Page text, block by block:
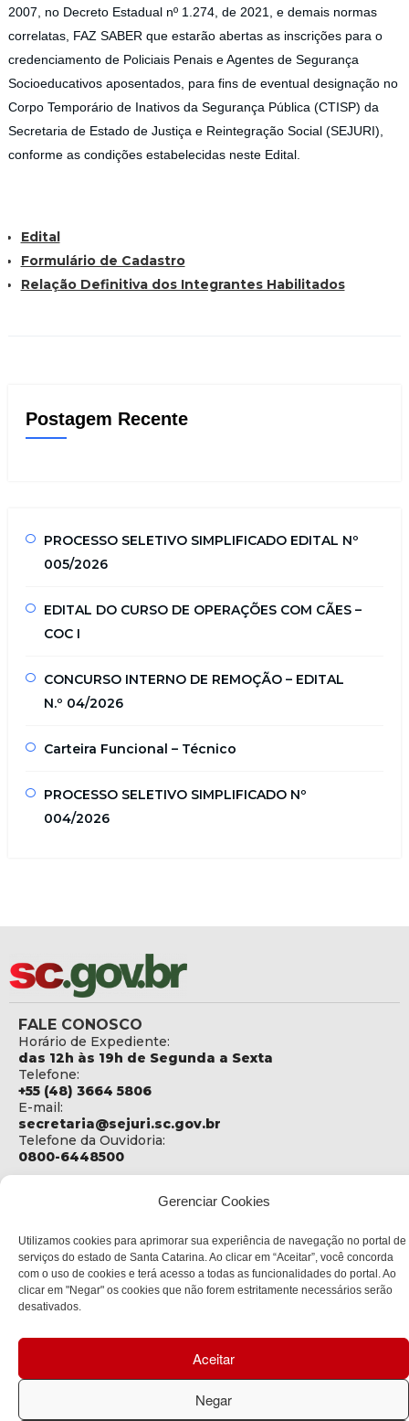
Gerenciar Cookies
Utilizamos cookies para aprimorar sua experiência de navegação no portal de
serviços do estado de Santa Catarina. Ao clicar em “Aceitar”, você concorda
com o uso de cookies e terá acesso a todas as funcionalidades do portal. Ao
clicar em "Negar" os cookies que não forem estritamente necessários serão
desativados.
Aceitar
Negar
2007, no Decreto Estadual nº 1.274, de 2021, e demais normas
correlatas, FAZ SABER que estarão abertas as inscrições para o
credenciamento de Policiais Penais e Agentes de Segurança
Socioeducativos aposentados, para fins de eventual designação no
Corpo Temporário de Inativos da Segurança Pública (CTISP) da
Secretaria de Estado de Justiça e Reintegração Social (SEJURI),
conforme as condições estabelecidas neste Edital.
Edital
Formulário de Cadastro
Relação Definitiva dos Integrantes Habilitados
Postagem Recente
PROCESSO SELETIVO SIMPLIFICADO EDITAL Nº
005/2026
EDITAL DO CURSO DE OPERAÇÕES COM CÃES –
COC I
CONCURSO INTERNO DE REMOÇÃO – EDITAL
N.º 04/2026
Carteira Funcional – Técnico
PROCESSO SELETIVO SIMPLIFICADO Nº
004/2026
FALE CONOSCO
Horário de Expediente:
das 12h às 19h de Segunda a Sexta
Telefone:
+55 (48) 3664 5806
E-mail:
secretaria@sejuri.sc.gov.br
Telefone da Ouvidoria:
0800-6448500
SEJURI - Secretaria de Estado de Justiça e Reintegração
Rua Fúlvio Aducci, 1214 - Loja 06
Bairro:
Estreito - Florianópolis - SC
CEP: